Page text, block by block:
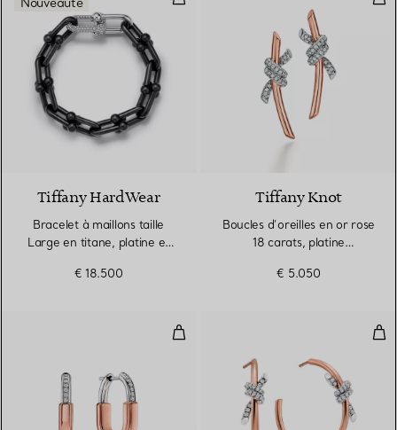
Tiffany HardWear
Bracelet à maillons taille
Large en titane, platine et
€ 18.500
Tiffany Knot
Boucles d’oreilles en or rose
18 carats, platine
€ 5.050
Boucles d’oreilles en or rose 18